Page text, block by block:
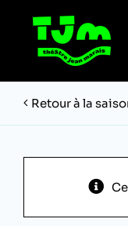
contenu
Retour à la